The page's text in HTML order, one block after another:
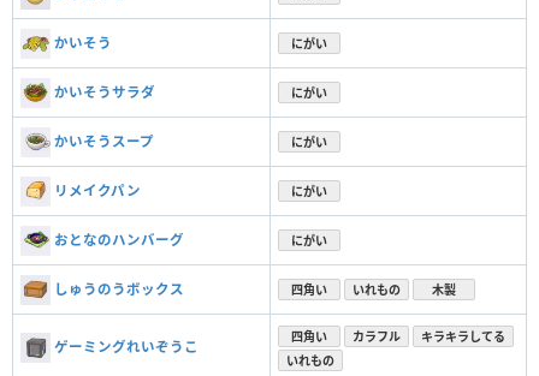
かいそう にがい
かいそうサラダ にがい
かいそうスープ にがい
リメイクパン にがい
おとなのハンバーグ にがい
しゅうのうボックス 四角い いれもの 木製
ゲーミングれいぞうこ
四角い カラフル
キラキラしてる
いれもの